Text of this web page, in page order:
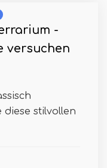
-
versuchen
stilvollen